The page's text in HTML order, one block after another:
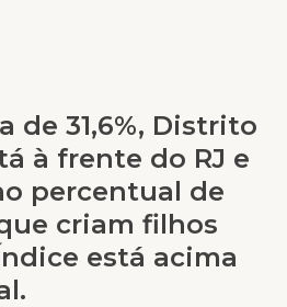
de 31,6%, Distrito
à frente do RJ e
percentual de
criam filhos
está acima